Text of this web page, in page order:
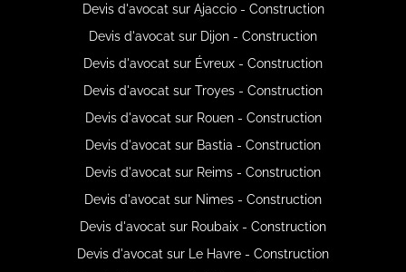
Devis d'avocat sur Ajaccio - Construction
Devis d'avocat sur Dijon - Construction
Devis d'avocat sur Évreux - Construction
Devis d'avocat sur Troyes - Construction
Devis d'avocat sur Rouen - Construction
Devis d'avocat sur Bastia - Construction
Devis d'avocat sur Reims - Construction
Devis d'avocat sur Nimes - Construction
Devis d'avocat sur Roubaix - Construction
Devis d'avocat sur Le Havre - Construction